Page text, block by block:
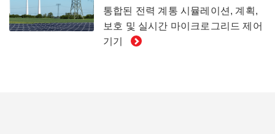
통합된 전력 계통 시뮬레이션, 계획,
보호 및 실시간 마이크로그리드 제어
기기